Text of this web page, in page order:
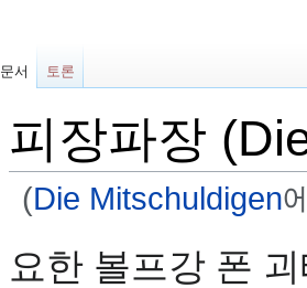
피장파장
(Die Mitschuldigen
러
색
요한 볼프강 폰
문서 토론